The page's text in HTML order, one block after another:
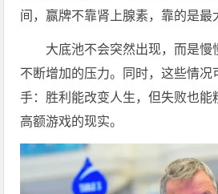
间，赢牌不靠肾上腺素，靠的是最
大底池不会突然出现，而是慢
不断增加的压力。同时，这些情况
手：胜利能改变人生，但失败也能
高额游戏的现实。